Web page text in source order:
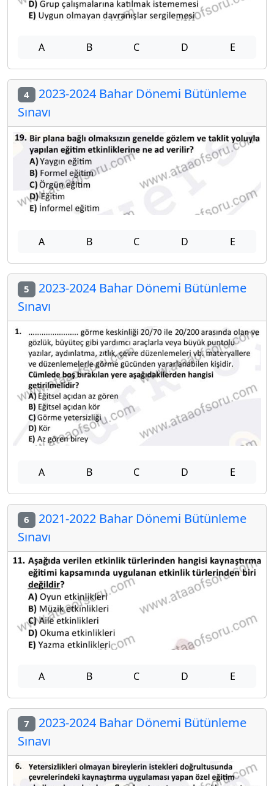
A B C D E
4 2023-2024 Bahar Dönemi Bütünleme
Sınavı
A B C D E
5 2023-2024 Bahar Dönemi Bütünleme
Sınavı
A B C D E
6 2021-2022 Bahar Dönemi Bütünleme
Sınavı
A B C D E
7 2023-2024 Bahar Dönemi Bütünleme
Sınavı